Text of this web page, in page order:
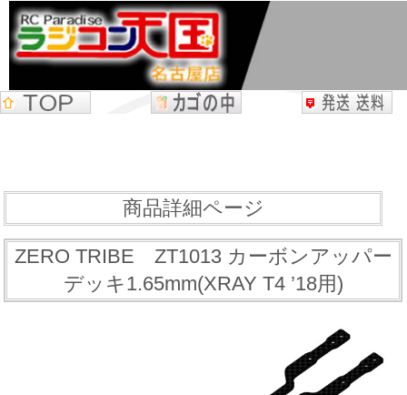
商品詳細ページ
ZERO TRIBE ZT1013 カーボンアッパー
デッキ1.65mm(XRAY T4 ’18用)